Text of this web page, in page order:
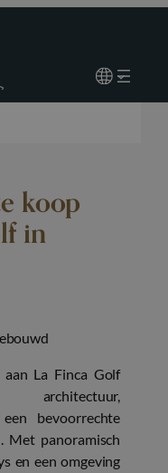
koop
in
La Finca Golf
architectuur,
bevoorrechte
Met panoramisch
en een omgeving